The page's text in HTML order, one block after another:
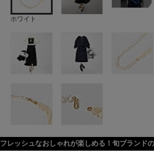
ホワイト
フレッシュなおしゃれが楽しめる！旬ブランド